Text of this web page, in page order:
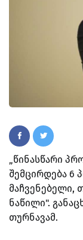
„წინასწარი
შემცირდება 6
მაჩვენებელი,
ნაწილი".
თურნავამ.